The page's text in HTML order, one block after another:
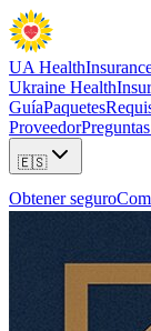
UA Health
Ukraine Health
GuíaPaquetes
Proveedor
🇪🇸
Obtener seguro